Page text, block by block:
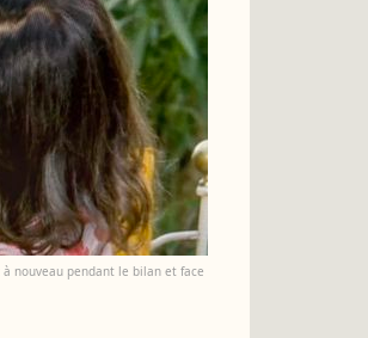
nouveau pendant le bilan et face